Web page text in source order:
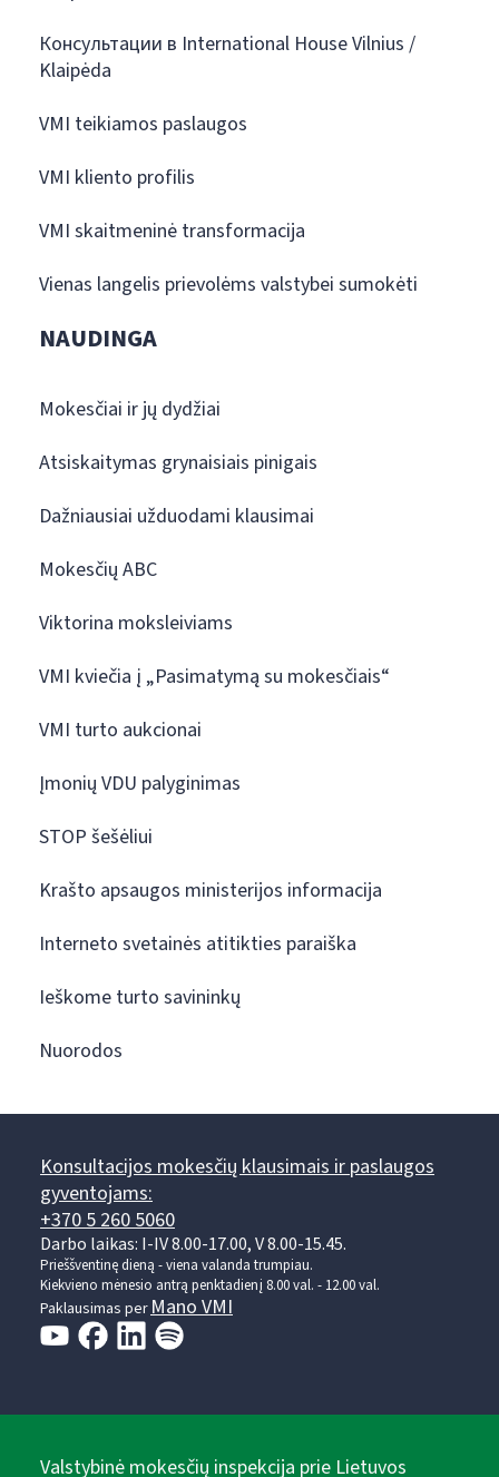
Консультации в International House Vilnius /
Klaipėda
VMI teikiamos paslaugos
VMI kliento profilis
VMI skaitmeninė transformacija
Vienas langelis prievolėms valstybei sumokėti
NAUDINGA
Mokesčiai ir jų dydžiai
Atsiskaitymas grynaisiais pinigais
Dažniausiai užduodami klausimai
Mokesčių ABC
Viktorina moksleiviams
VMI kviečia į „Pasimatymą su mokesčiais“
VMI turto aukcionai
Įmonių VDU palyginimas
STOP šešėliui
Krašto apsaugos ministerijos informacija
Interneto svetainės atitikties paraiška
Ieškome turto savininkų
Nuorodos
Konsultacijos mokesčių klausimais ir paslaugos
gyventojams:
+370 5 260 5060
Darbo laikas: I-IV 8.00-17.00, V 8.00-15.45.
Prieššventinę dieną - viena valanda trumpiau.
Kiekvieno mėnesio antrą penktadienį 8.00 val. - 12.00 val.
Paklausimas perMano VMI
Valstybinė mokesčių inspekcija prie Lietuvos